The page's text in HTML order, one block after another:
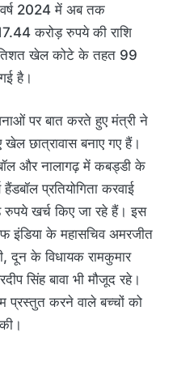
2024 में अब तक
करोड़ रुपये की राशि
खेल कोटे के तहत 99
है।
पर बात करते हुए मंत्री ने
छात्रावास बनाए गए हैं।
और नालागढ़ में कबड्डी के
प्रतियोगिता करवाई
खर्च किए जा रहे हैं। इस
के महासचिव अमरजीत
दून के विधायक रामकुमार
सिंह बावा भी मौजूद रहे।
प्रस्तुत करने वाले बच्चों को